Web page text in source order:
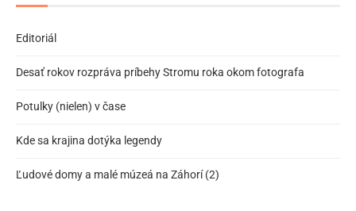
Editoriál
Desať rokov rozpráva príbehy Stromu roka okom fotografa
Potulky (nielen) v čase
Kde sa krajina dotýka legendy
Ľudové domy a malé múzeá na Záhorí (2)